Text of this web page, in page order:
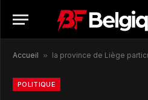
Accueil » la province de Liège particulièrement
POLITIQUE